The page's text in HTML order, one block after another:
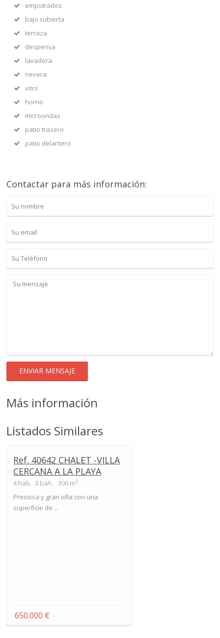
empotrados
bajo cubierta
terraza
despensa
lavadora
nevera
vitro
horno
microondas
patio trasero
patio delantero
Contactar para más información:
Más información
Listados Similares
Ref. 40642 CHALET -VILLA
CERCANA A LA PLAYA
4 hab. 3 bañ. 300 m2
Preciosa y gran villa con una
superficie de ...
650.000 €